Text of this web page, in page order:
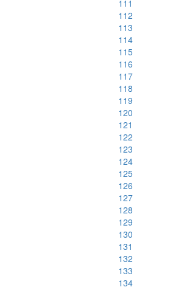
111
112
113
114
115
116
117
118
119
120
121
122
123
124
125
126
127
128
129
130
131
132
133
134